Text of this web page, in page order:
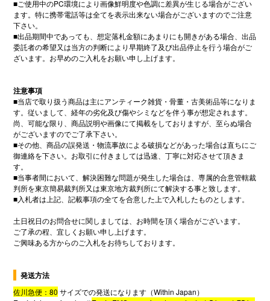
■ご使用中のPC環境により画像鮮明度や色調に差異が生じる場合がござい
ます。特に携帯電話等は全てを表示出来ない場合がございますのでご注意
下さい。
■出品期間中であっても、想定落札金額にあまりにも開きがある場合、出品
委託者の希望又は当方の判断により早期終了及び出品停止を行う場合がご
ざいます。お早めのご入札をお願い申し上げます。
注意事項
■当店で取り扱う商品は主にアンティーク雑貨・骨董・古美術品等になりま
す。従いまして、経年の劣化及び傷やシミなどを伴う事が想定されます。
尚、可能な限り、商品説明や画像にて掲載をしておりますが、至らぬ場合
がございますのでご了承下さい。
■その他、商品の誤発送・物流事故による破損などがあった場合は直ちにご
御連絡を下さい。お取引に付きましては迅速、丁寧に対応させて頂きま
す。
■当事者間において、解決困難な問題が発生した場合は、専属的合意管轄裁
判所を東京簡易裁判所又は東京地方裁判所にて解決する事と致します。
■入札者は上記、記載事項の全てを合意した上で入札したものとします。
土日祝日のお問合せに関しましては、お時間を頂く場合がございます。
ご了承の程、宜しくお願い申し上げます。
ご興味ある方からのご入札をお待ちしております。
発送方法
佐川急便：80 サイズでの発送になります（Within Japan）